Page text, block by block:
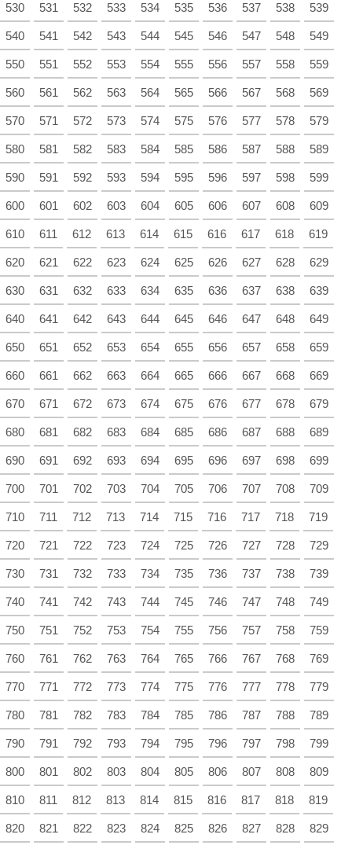
530 531 532 533 534 535 536 537 538 539
540 541 542 543 544 545 546 547 548 549
550 551 552 553 554 555 556 557 558 559
560 561 562 563 564 565 566 567 568 569
570 571 572 573 574 575 576 577 578 579
580 581 582 583 584 585 586 587 588 589
590 591 592 593 594 595 596 597 598 599
600 601 602 603 604 605 606 607 608 609
610 611 612 613 614 615 616 617 618 619
620 621 622 623 624 625 626 627 628 629
630 631 632 633 634 635 636 637 638 639
640 641 642 643 644 645 646 647 648 649
650 651 652 653 654 655 656 657 658 659
660 661 662 663 664 665 666 667 668 669
670 671 672 673 674 675 676 677 678 679
680 681 682 683 684 685 686 687 688 689
690 691 692 693 694 695 696 697 698 699
700 701 702 703 704 705 706 707 708 709
710 711 712 713 714 715 716 717 718 719
720 721 722 723 724 725 726 727 728 729
730 731 732 733 734 735 736 737 738 739
740 741 742 743 744 745 746 747 748 749
750 751 752 753 754 755 756 757 758 759
760 761 762 763 764 765 766 767 768 769
770 771 772 773 774 775 776 777 778 779
780 781 782 783 784 785 786 787 788 789
790 791 792 793 794 795 796 797 798 799
800 801 802 803 804 805 806 807 808 809
810 811 812 813 814 815 816 817 818 819
820 821 822 823 824 825 826 827 828 829